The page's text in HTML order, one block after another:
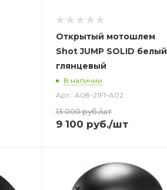
Открытый мотошлем
Shot JUMP SOLID белый
глянцевый
В наличии
Арт.: A08-21F1-A02
13 000руб./шт
9 100 руб./шт